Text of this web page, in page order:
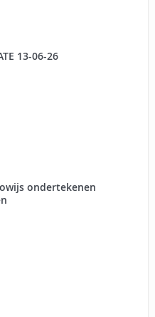
13-06-26
ondertekenen